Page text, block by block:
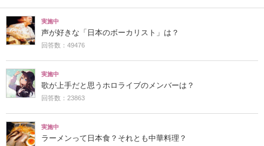
実施中
声が好きな「日本のボーカリスト」は？
回答数：49476
実施中
歌が上手だと思うホロライブのメンバーは？
回答数：23863
実施中
ラーメンって日本食？それとも中華料理？